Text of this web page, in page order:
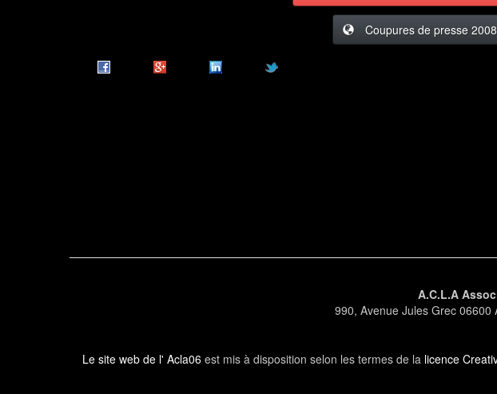
Coupures de presse 2008
A.C.L.A
990, Avenue Jules Grec
Le site web de l' Acla06 est mis à disposition selon les termes de la licence